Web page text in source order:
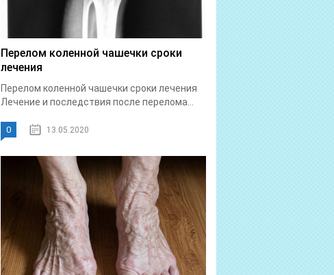
Перелом коленной чашечки сроки
лечения
Перелом коленной чашечки сроки лечения
Лечение и последствия после перелома...
0 13.05.2020